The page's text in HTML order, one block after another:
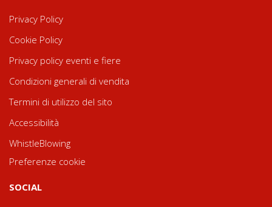
Privacy Policy
Cookie Policy
Privacy policy eventi e fiere
Condizioni generali di vendita
Termini di utilizzo del sito
Accessibilità
WhistleBlowing
Preferenze cookie
SOCIAL